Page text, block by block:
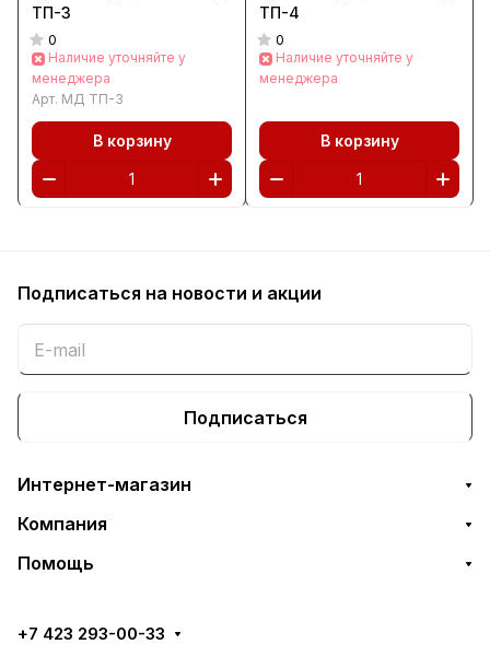
ТП-3
0
Наличие уточняйте у
менеджера
Арт. МД ТП-3
В корзину
ТП-4
0
Наличие уточняйте у
менеджера
В корзину
Подписаться на новости и акции
Подписаться
Интернет-магазин
Компания
Помощь
+7 423 293-00-33